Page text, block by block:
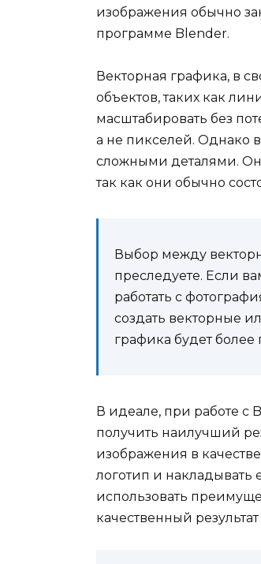
изображения обычно
программе Blender.
Векторная графика, в
объектов, таких как
масштабировать без
а не пикселей. Однако
сложными деталями.
так как они обычно
Выбор между
преследуете. Если
работать с
создать векторные
графика будет
В идеале, при работе с
получить наилучший
изображения в
логотип и накладывать
использовать
качественный